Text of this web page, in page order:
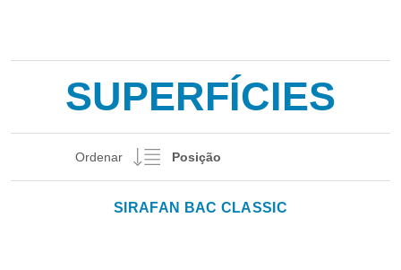
SUPERFÍCIES
Ordenar
SIRAFAN BAC CLASSIC